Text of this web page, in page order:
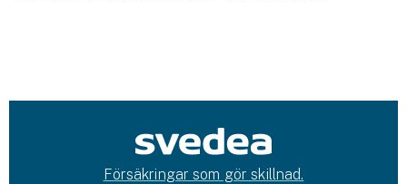
Försäkringar som gör skillnad.